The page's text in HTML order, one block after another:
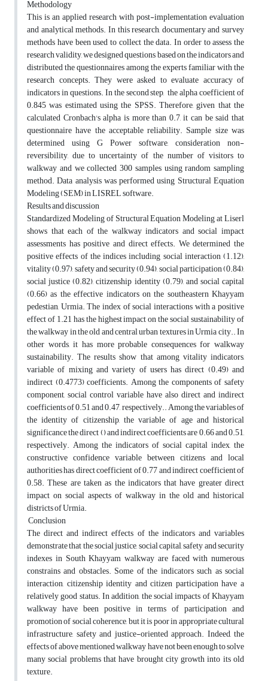
Methodology
This is an applied research with post-implementation evaluation
and analytical methods. In this research, documentary and survey
methods have been used to collect the data. In order to assess the
research validity, we designed questions based on the indicators and
distributed the questionnaires among the experts familiar with the
research concepts. They were asked to evaluate accuracy of
indicators in questions. In the second step, the alpha coefficient of
0.845 was estimated using the SPSS. Therefore, given that the
calculated Cronbach's alpha is more than 0.7, it can be said that
questionnaire have the acceptable reliability. Sample size was
determined using G Power software, consideration non-
reversibility, due to uncertainty of the number of visitors to
walkway and we collected 300 samples using random sampling
method. Data analysis was performed using Structural Equation
Modeling (SEM) in LISREL software.
Results and discussion
Standardized Modeling of Structural Equation Modeling at Liserl
shows that each of the walkway indicators and social impact
assessments has positive and direct effects. We determined the
positive effects of the indices including social interaction (1.12),
vitality (0.97), safety and security (0.94), social participation (0.84),
social justice (0.82), citizenship identity (0.79), and social capital
(0.66) as the effective indicators on the southeastern Khayyam
pedestian, Urmia. The index of social interactions with a positive
effect of 1.21 has the highest impact on the social sustainability of
the walkway in the old and central urban textures in Urmia city.. In
other words, it has more probable consequences for walkway
sustainability. The results show that among vitality indicators,
variable of mixing and variety of users has direct (0.49) and
indirect (0.4773) coefficients. Among the components of safety
component, social control variable have also direct and indirect
coefficients of 0.51 and 0.47, respectively.. Among the variables of
the identity of citizenship, the variable of age and historical
significance the direct () and indirect coefficients are 0.66 and 0.51,
respectively. Among the indicators of social capital index, the
constructive confidence variable between citizens and local
authorities has direct coefficient of 0.77 and indirect coefficient of
0.58. These are taken as the indicators that have greater direct
impact on social aspects of walkway in the old and historical
districts of Urmia.
Conclusion
The direct and indirect effects of the indicators and variables
demonstrate that the social justice, social capital, safety and security
indexes in South Khayyam walkway are faced with numerous
constrains and obstacles. Some of the indicators such as social
interaction, citizenship identity and citizen participation have a
relatively good status. In addition, the social impacts of Khayyam
walkway have been positive in terms of participation and
promotion of social coherence, but it is poor in appropriate cultural
infrastructure, safety and justice-oriented approach. Indeed, the
effects of above mentioned walkway have not been enough to solve
many social problems that have brought city growth into its old
texture.